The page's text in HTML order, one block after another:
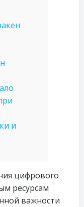
и
цифрового
ресурсам
важности